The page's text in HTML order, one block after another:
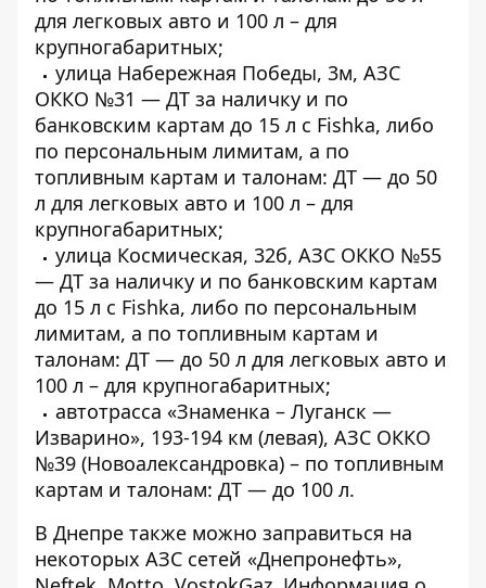
для легковых авто и 100 л – для
крупногабаритных;
улица Набережная Победы, 3м, АЗС
ОККО №31 — ДТ за наличку и по
банковским картам до 15 л с Fishka, либо
по персональным лимитам, а по
топливным картам и талонам: ДТ — до 50
л для легковых авто и 100 л – для
крупногабаритных;
улица Космическая, 32б, АЗС ОККО №55
— ДТ за наличку и по банковским картам
до 15 л с Fishka, либо по персональным
лимитам, а по топливным картам и
талонам: ДТ — до 50 л для легковых авто и
100 л – для крупногабаритных;
автотрасса «Знаменка – Луганск —
Изварино», 193-194 км (левая), АЗС ОККО
№39 (Новоалександровка) – по топливным
картам и талонам: ДТ — до 100 л.
В Днепре также можно заправиться на
некоторых АЗС сетей «Днепронефть»,